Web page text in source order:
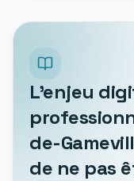
L'enjeu
de-
de ne pas